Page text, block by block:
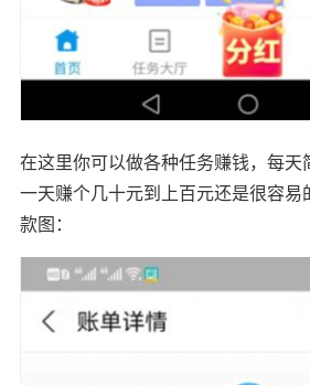
在这里你可以做各种任务赚钱，每天
一天赚个几十元到上百元还是很容易
款图：